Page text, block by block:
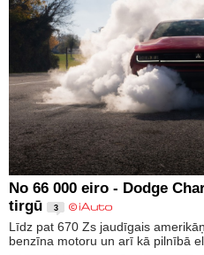
No 66 000 eiro - Dodge
tirgū
3
Līdz pat 670 Zs jaudīgais
benzīna motoru un arī kā pilnībā